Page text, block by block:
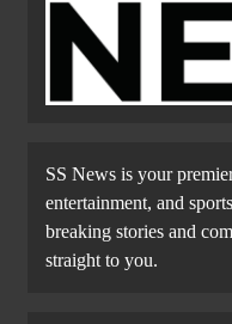
SS News is your
entertainment, and
breaking stories and
straight to you.